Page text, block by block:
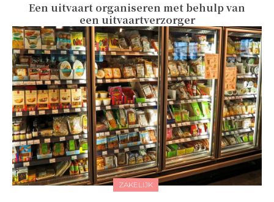
Een uitvaart organiseren met behulp van
een uitvaartverzorger
ZAKELIJK